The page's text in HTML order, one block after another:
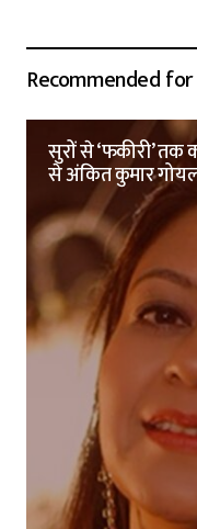
Recommended for
सुरों से ‘फकीरी’
से अंकित कुमार